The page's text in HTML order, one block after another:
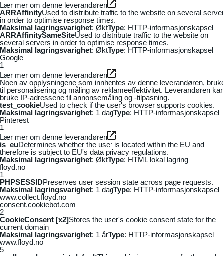
Lær mer om denne leverandøren
ARRAffinityUsed to distribute traffic to the website on several
in order to optimise response times.
Maksimal lagringsvarighet: ØktType: HTTP-informasjonskapsel
ARRAffinitySameSiteUsed to distribute traffic to the website on
several servers in order to optimise response times.
Maksimal lagringsvarighet: ØktType: HTTP-informasjonskapsel
Google
1
Lær mer om denne leverandøren
Noen av opplysningene som innhentes av denne leverandøren,
til personalisering og måling av reklameeffektivitet. Leverandøren
bruke IP-adressene til annonsemåling og -tilpasning.
test_cookieUsed to check if the user's browser supports cookies.
Maksimal lagringsvarighet: 1 dagType: HTTP-informasjonskapsel
Pinterest
1
Lær mer om denne leverandøren
is_euDetermines whether the user is located within the EU and
therefore is subject to EU's data privacy regulations.
Maksimal lagringsvarighet: ØktType: HTML lokal lagring
floyd.no
1
PHPSESSIDPreserves user session state across page requests.
Maksimal lagringsvarighet: 1 dagType: HTTP-informasjonskapsel
www.collect.floyd.no
consent.cookiebot.com
2
CookieConsent [x2]Stores the user's cookie consent state for the
current domain
Maksimal lagringsvarighet: 1 årType: HTTP-informasjonskapsel
www.floyd.no
5